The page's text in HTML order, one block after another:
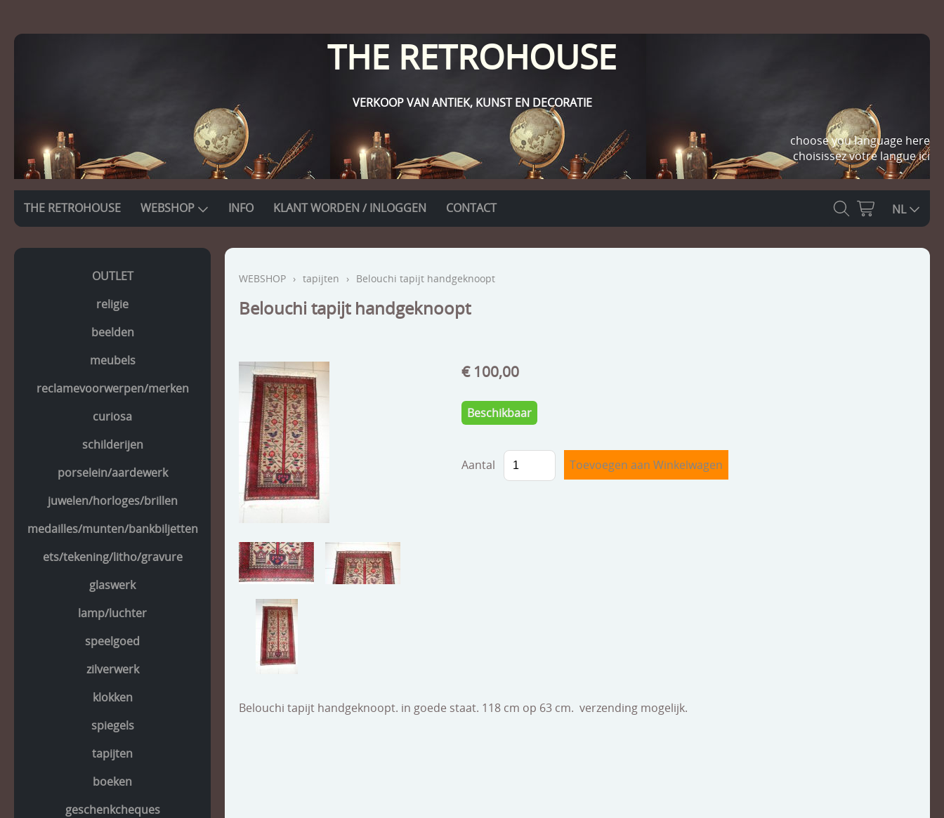
THE RETROHOUSE
VERKOOP VAN ANTIEK, KUNST EN DECORATIE
choose you language here
choisissez votre langue ici
THE RETROHOUSE WEBSHOP INFO KLANT WORDEN / INLOGGEN CONTACT NL
OUTLET
religie
beelden
meubels
reclamevoorwerpen/merken
curiosa
schilderijen
porselein/aardewerk
juwelen/horloges/brillen
medailles/munten/bankbiljetten
ets/tekening/litho/gravure
glaswerk
lamp/luchter
speelgoed
zilverwerk
klokken
spiegels
tapijten
boeken
geschenkcheques
WEBSHOP › tapijten › Belouchi tapijt handgeknoopt
Belouchi tapijt handgeknoopt
€ 100,00
Beschikbaar
Aantal
Belouchi tapijt handgeknoopt. in goede staat. 118 cm op 63 cm. verzending mogelijk.